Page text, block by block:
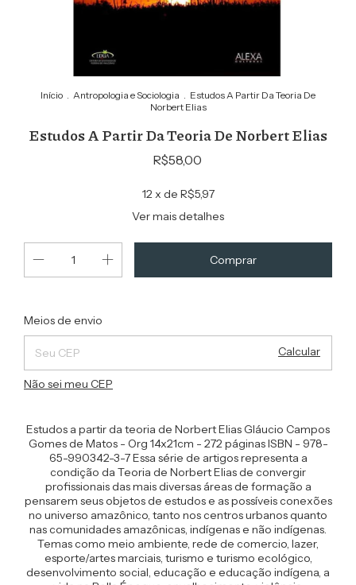
Início . Antropologia e Sociologia . Estudos A Partir Da Teoria De
Norbert Elias
Estudos A Partir Da Teoria De Norbert Elias
R$58,00
12x de R$5,97
Ver mais detalhes
Entregas para o CEP:
Meios de envio
Calcular
Não sei meu CEP
Estudos a partir da teoria de Norbert Elias Gláucio Campos
Gomes de Matos - Org 14x21cm - 272 páginas ISBN - 978-
65-990342-3-7 Essa série de artigos representa a
condição da Teoria de Norbert Elias de convergir
profissionais das mais diversas áreas de formação a
pensarem seus objetos de estudos e as possíveis conexões
no universo amazônico, tanto nos centros urbanos quanto
nas comunidades amazônicas, indígenas e não indígenas.
Temas como meio ambiente, rede de comercio, lazer,
esporte/artes marciais, turismo e turismo ecológico,
desenvolvimento social, educação e educação indígena, a